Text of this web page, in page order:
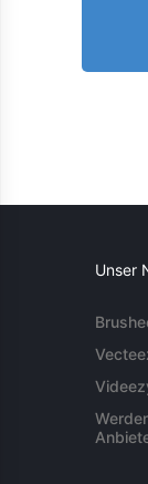
Unser